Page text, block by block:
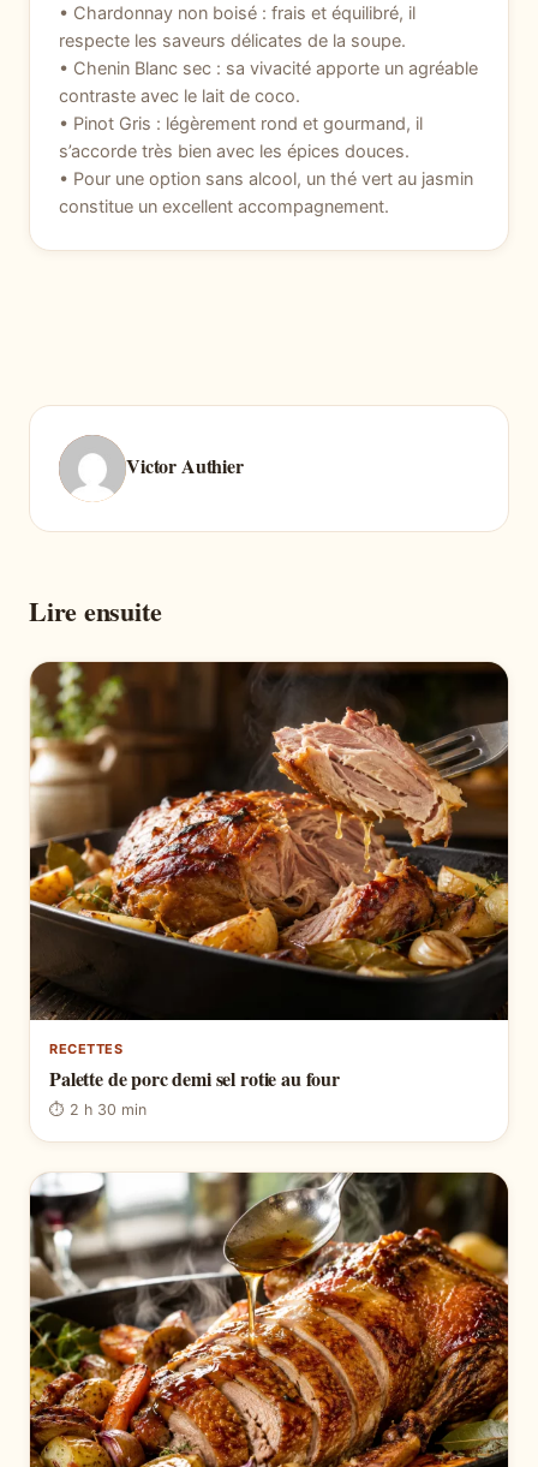
• Chardonnay non boisé : frais et équilibré, il
respecte les saveurs délicates de la soupe.
• Chenin Blanc sec : sa vivacité apporte un agréable
contraste avec le lait de coco.
• Pinot Gris : légèrement rond et gourmand, il
s’accorde très bien avec les épices douces.
• Pour une option sans alcool, un thé vert au jasmin
constitue un excellent accompagnement.
Victor Authier
Lire ensuite
RECETTES
Palette de porc demi sel rotie au four
⏱ 2 h 30 min